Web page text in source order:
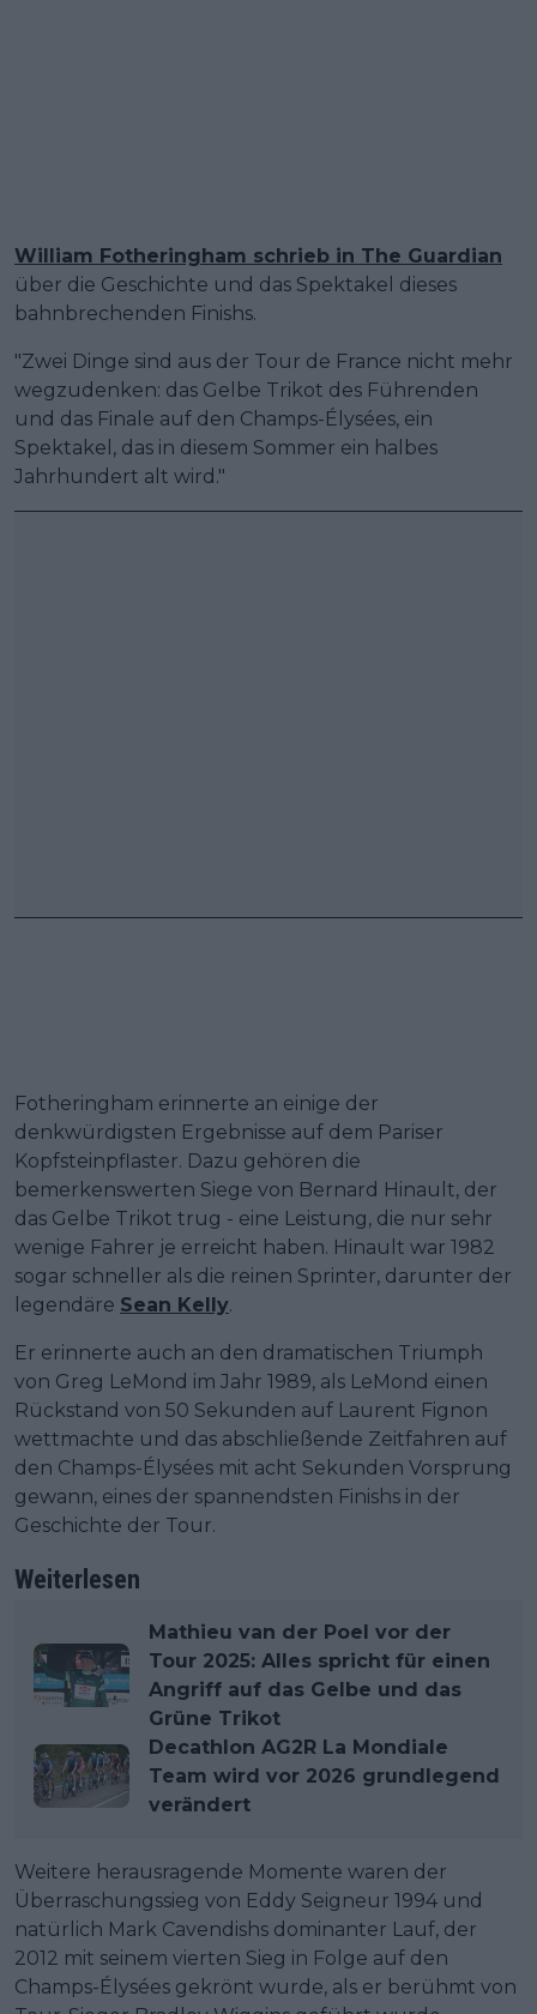
William Fotheringham schrieb in The Guardian
über die Geschichte und das Spektakel dieses
bahnbrechenden Finishs.
"Zwei Dinge sind aus der Tour de France nicht mehr
wegzudenken: das Gelbe Trikot des Führenden
und das Finale auf den Champs-Élysées, ein
Spektakel, das in diesem Sommer ein halbes
Jahrhundert alt wird."
Fotheringham erinnerte an einige der
denkwürdigsten Ergebnisse auf dem Pariser
Kopfsteinpflaster. Dazu gehören die
bemerkenswerten Siege von Bernard Hinault, der
das Gelbe Trikot trug - eine Leistung, die nur sehr
wenige Fahrer je erreicht haben. Hinault war 1982
sogar schneller als die reinen Sprinter, darunter der
legendäre Sean Kelly.
Er erinnerte auch an den dramatischen Triumph
von Greg LeMond im Jahr 1989, als LeMond einen
Rückstand von 50 Sekunden auf Laurent Fignon
wettmachte und das abschließende Zeitfahren auf
den Champs-Élysées mit acht Sekunden Vorsprung
gewann, eines der spannendsten Finishs in der
Geschichte der Tour.
Weiterlesen
Mathieu van der Poel vor der
Tour 2025: Alles spricht für einen
Angriff auf das Gelbe und das
Grüne Trikot
Decathlon AG2R La Mondiale
Team wird vor 2026 grundlegend
verändert
Weitere herausragende Momente waren der
Überraschungssieg von Eddy Seigneur 1994 und
natürlich Mark Cavendishs dominanter Lauf, der
2012 mit seinem vierten Sieg in Folge auf den
Champs-Élysées gekrönt wurde, als er berühmt von